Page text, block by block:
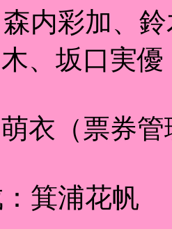
内彩加、
、坂口実優
衣（票券
箕浦花帆